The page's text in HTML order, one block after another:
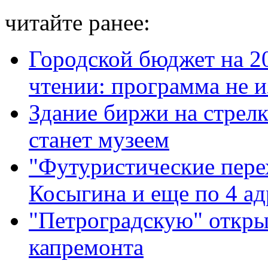
читайте ранее:
Городской бюджет на
чтении: программа не
Здание биржи на
станет музеем
"Футуристические
Косыгина и еще по 4
"Петроградскую"
капремонта